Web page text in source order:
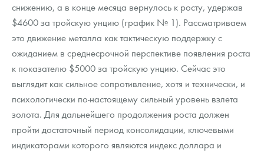
снижению, а в конце месяца вернулось к росту, удержав
$4600 за тройскую унцию (график № 1). Рассматриваем
это движение металла как тактическую поддержку с
ожиданием в среднесрочной перспективе появления роста
к показателю $5000 за тройскую унцию. Сейчас это
выглядит как сильное сопротивление, хотя и технически, и
психологически по-настоящему сильный уровень взлета
золота. Для дальнейшего продолжения роста должен
пройти достаточный период консолидации, ключевыми
индикаторами которого являются индекс доллара и